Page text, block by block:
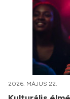
2026. MÁJUS 22.